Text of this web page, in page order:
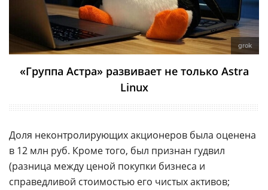
grok
«Группа Астра» развивает не только Astra
Linux
Доля неконтролирующих акционеров была оценена
в 12 млн руб. Кроме того, был признан гудвил
(разница между ценой покупки бизнеса и
справедливой стоимостью его чистых активов;